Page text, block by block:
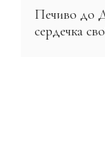
Печиво до
сердечка